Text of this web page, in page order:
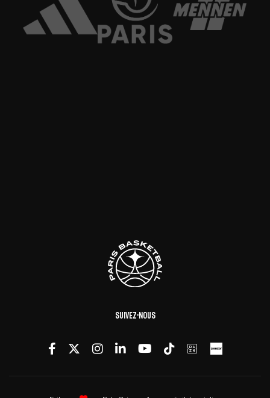
Suivez-nous